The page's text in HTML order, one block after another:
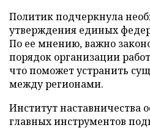
Политик подчеркнула
утверждения единых
По ее мнению, важно
порядок организации
что поможет устранить
между регионами.
Институт наставничества
главных инструментов